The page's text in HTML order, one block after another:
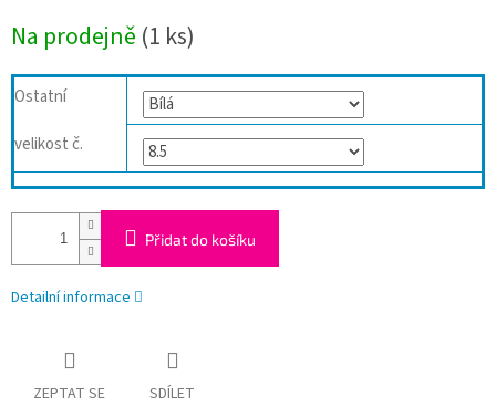
cena:
Na prodejně (1 ks)
Ostatní
velikost č.
Přidat do košíku
Detailní informace
ZEPTAT SE SDÍLET